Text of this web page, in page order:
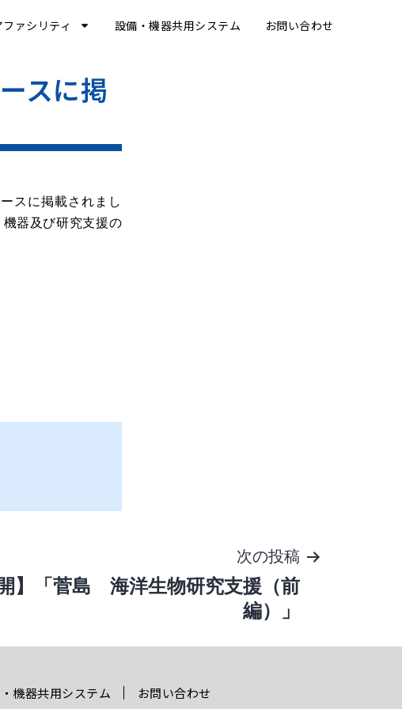
ファシリティ 設備・機器共用システム お問い合わせ
スに掲
スに掲載されまし
器及び研究支援の
次の投稿
開】「菅島 海洋生物研究支援（前
編）」
機器共用システム お問い合わせ